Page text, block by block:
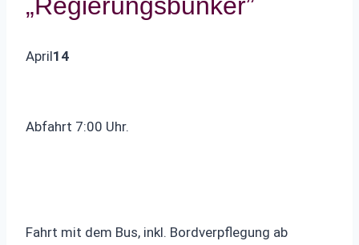
April14
Abfahrt 7:00 Uhr.
Fahrt mit dem Bus, inkl. Bordverpflegung ab